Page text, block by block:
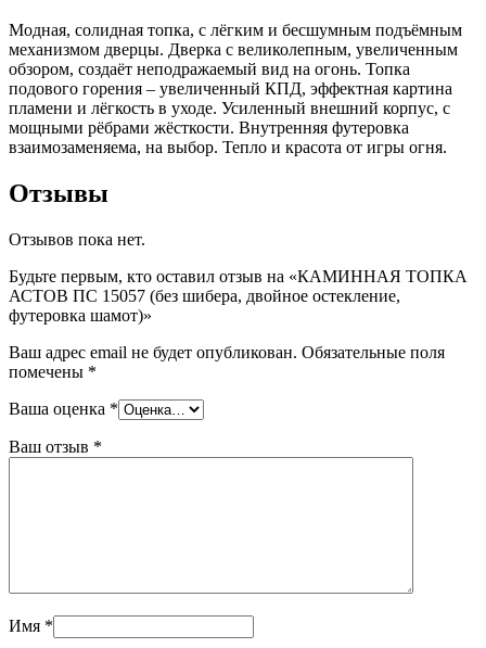
Модная, солидная топка, с лёгким и бесшумным подъёмным
механизмом дверцы. Дверка с великолепным, увеличенным
обзором, создаёт неподражаемый вид на огонь. Топка
подового горения – увеличенный КПД, эффектная картина
пламени и лёгкость в уходе. Усиленный внешний корпус, с
мощными рёбрами жёсткости. Внутренняя футеровка
взаимозаменяема, на выбор. Тепло и красота от игры огня.
Отзывы
Отзывов пока нет.
Будьте первым, кто оставил отзыв на «КАМИННАЯ ТОПКА
АСТОВ ПС 15057 (без шибера, двойное остекление,
футеровка шамот)»
Ваш адрес email не будет опубликован. Обязательные поля
помечены *
Ваша оценка *
Ваш отзыв *
Имя *